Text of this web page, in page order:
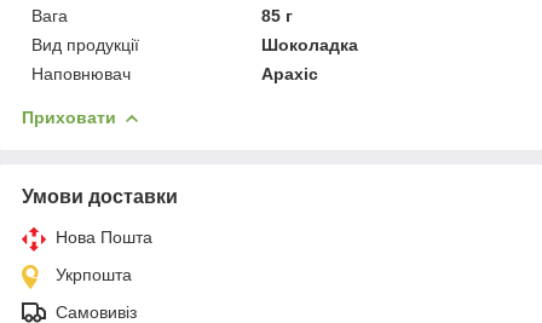
Вага
85 г
Вид продукції
Шоколадка
Наповнювач
Арахіс
Приховати
Умови доставки
Нова Пошта
Укрпошта
Самовивіз